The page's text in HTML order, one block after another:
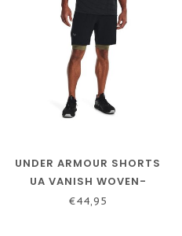
UNDER ARMOUR SHORTS
UA VANISH WOVEN-
NEGRO / / PITCH GREY
€44,95